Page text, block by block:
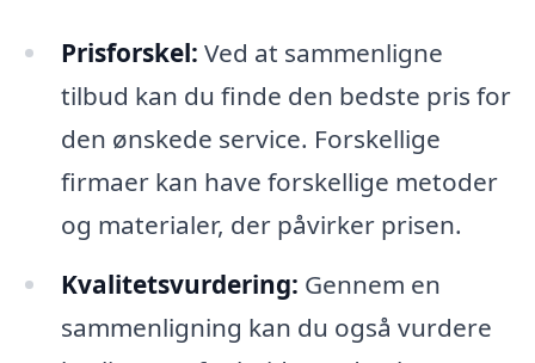
Prisforskel: Ved at sammenligne
tilbud kan du finde den bedste pris for
den ønskede service. Forskellige
firmaer kan have forskellige metoder
og materialer, der påvirker prisen.
Kvalitetsvurdering: Gennem en
sammenligning kan du også vurdere